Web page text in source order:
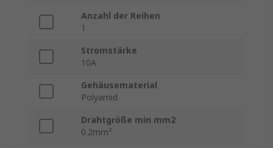
Anzahl der Reihen
1
Stromstärke
10A
Gehäusematerial
Polyamid
Drahtgröße min mm2
0.2mm²